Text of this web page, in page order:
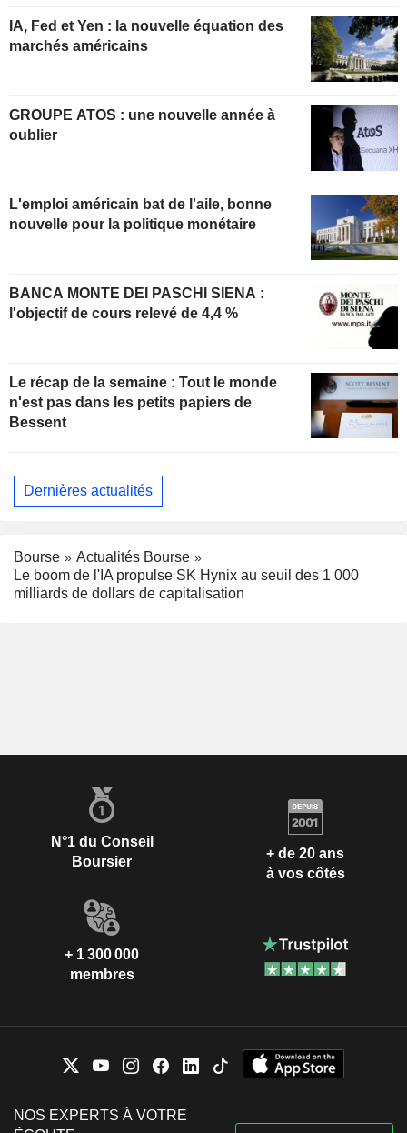
IA, Fed et Yen : la nouvelle équation des
marchés américains
GROUPE ATOS : une nouvelle année à
oublier
L'emploi américain bat de l'aile, bonne
nouvelle pour la politique monétaire
BANCA MONTE DEI PASCHI SIENA :
l'objectif de cours relevé de 4,4 %
Le récap de la semaine : Tout le monde
n'est pas dans les petits papiers de
Bessent
Dernières actualités
Bourse
Actualités Bourse
Le boom de l'IA propulse SK Hynix au seuil des 1 000
milliards de dollars de capitalisation
N°1 du Conseil
Boursier
+ de 20 ans
à vos côtés
+ 1 300 000
membres
NOS EXPERTS À VOTRE